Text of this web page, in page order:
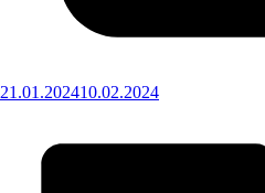
21.01.202410.02.2024